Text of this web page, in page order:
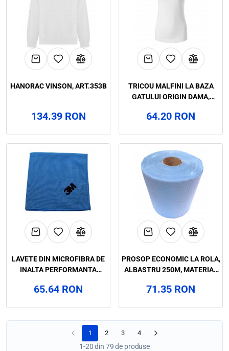
HANORAC VINSON, ART.353B
134.39 RON
TRICOU MALFINI LA BAZA
GATULUI ORIGIN DAMA,
64.20 RON
LAVETE DIN MICROFIBRA DE
INALTA PERFORMANTA
65.64 RON
PROSOP ECONOMIC LA ROLA,
ALBASTRU 250M, MATERIAL
71.35 RON
1-20 din 79 de produse
1 2 3 4